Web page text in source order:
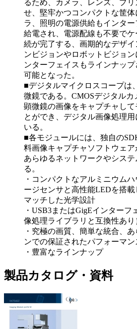
るため、カメラ、レンズ、プ
せ、堅牢かつコンパクトな筐
ラ、照明の電源供給もインター
給電され、電源配線も不要で
続が完了する、画期的なデザ
ンビジョンやロボットビジョ
ンターフェイスもラインナッ
可能となった。
■デジタルマイクロスコープは
微鏡である。CMOSデジタルカ
顕微鏡の画像をキャプチャし
とができ、デジタル画像処理
いる。
■各モジュールには、独自の
料画像キャプチャソフトウェア
あらゆるネットワークやシス
る。
・コンパクトなアルミニウム
ージセンサと高性能LEDを搭
マッチした光学設計
・USB3またはGigEインター
像処理ライブラリと互換性あり
・究極の画質、簡単な統合、
ンでの保証されたパフォーマン
・豊富なラインナップ
製品カタログ・資料